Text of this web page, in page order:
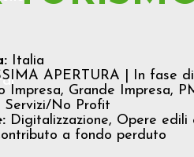
Italia
APERTURA | In fase
Impresa, Grande Impresa,
Servizi/No Profit
Digitalizzazione, Opere edili
a fondo perduto